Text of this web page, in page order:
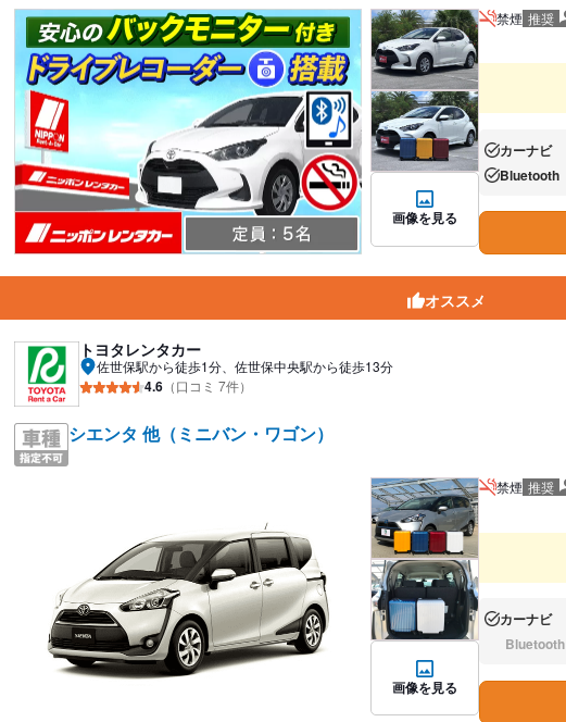
画像を見る
禁煙 推奨
あり:カーナビ
あり:Bluetooth
オススメ
トヨタレンタカー
佐世保駅から徒歩1分、佐世保中央駅から徒歩13分
4.6 （口コミ 7件）
シエンタ 他（ミニバン・ワゴン）
画像を見る
禁煙 推奨
あり:カーナビ
なし:Bluetooth